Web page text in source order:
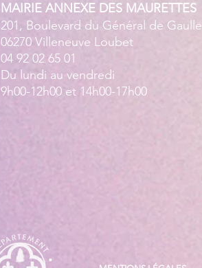
MAIRIE ANNEXE DES MAURETTES
201, Boulevard du Général de Gaulle
06270 Villeneuve Loubet
04 92 02 65 01
Du lundi au vendredi
9h00-12h00 et 14h00-17h00